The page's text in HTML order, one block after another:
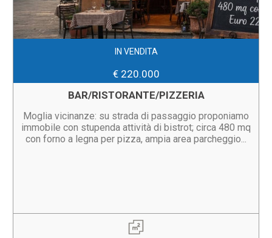
IN VENDITA
€ 220.000
BAR/RISTORANTE/PIZZERIA
Moglia vicinanze: su strada di passaggio proponiamo
immobile con stupenda attività di bistrot; circa 480 mq
con forno a legna per pizza, ampia area parcheggio...